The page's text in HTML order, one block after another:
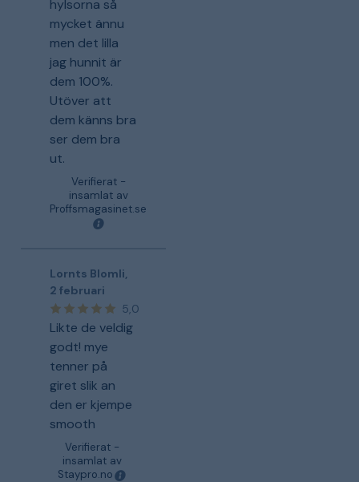
hylsorna så
mycket ännu
men det lilla
jag hunnit är
dem 100%.
Utöver att
dem känns bra
ser dem bra
ut.
Verifierat -
insamlat av
Proffsmagasinet.se
Lornts Blomli,
2 februari
5,0
Likte de veldig
godt! mye
tenner på
giret slik an
den er kjempe
smooth
Verifierat -
insamlat av
Staypro.no